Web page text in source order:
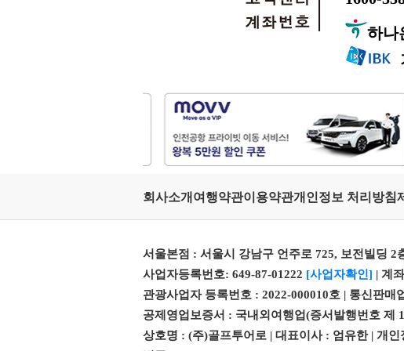
하나
회사소개 여행약관이용약관개인정보 처리방침
서울본점 : 서울시 강남구 언주로 725, 보전빌딩 2
사업자등록번호: 649-87-01222 [사업자확인] | 계
관광사업자 등록번호 : 2022-000010호 | 통신판매
공제영업보증서 : 국내외여행업(증서발행번호 제
상호명 : (주)골프투어로 | 대표이사 : 엄유한 | 개